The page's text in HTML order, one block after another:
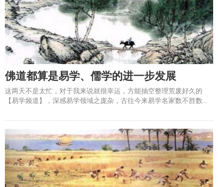
佛道都算是易学、儒学的进一步发展
这两天不是太忙，对于我来说就很幸运，方能抽空整理荒废好久的
【易学频道】，深感易学领域之庞杂，古往今来易学名家数不胜数，
人精力实在是有限的，能涉猎多少，琢磨出什么，完全看直觉和运气
了。第二难的是儒家，一本《论语》要吃透都不容易，关联的每一部